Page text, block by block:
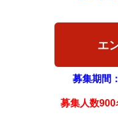
エ
募集期間
募集人数